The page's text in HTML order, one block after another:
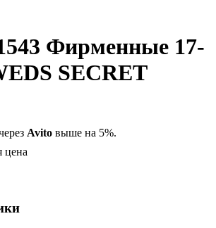
Фирменные 17-
SECRET
Avito выше на 5%.
цена